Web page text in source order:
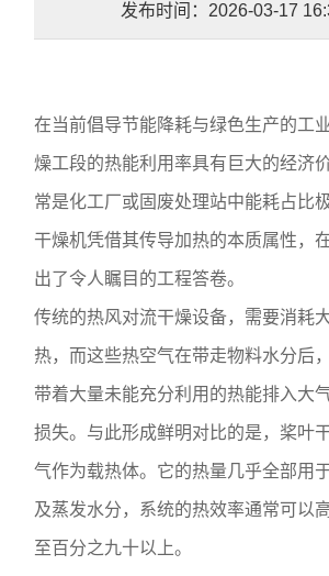
发布时间：2026-03-17
在当前倡导节能降耗与绿色生产的工
燥工段的热能利用率具有巨大的经济
常是化工厂或固废处理站中能耗占比
干燥机凭借其传导加热的本质属性，
出了令人瞩目的工程答卷。
传统的热风对流干燥设备，需要消耗
热，而这些热空气在带走物料水分后
带着大量未能充分利用的热能排入大
损失。与此形成鲜明对比的是，桨叶
气作为载热体。它的热量几乎全部用
及蒸发水分，系统的热效率通常可以
至百分之九十以上。